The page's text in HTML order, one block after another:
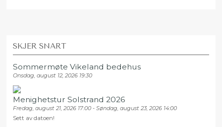
SKJER SNART
Sommermøte Vikeland bedehus
Onsdag, august 12, 2026 19:30
Menighetstur Solstrand 2026
Fredag, august 21, 2026 17:00 - Søndag, august 23, 2026 14:00
Sett av datoen!